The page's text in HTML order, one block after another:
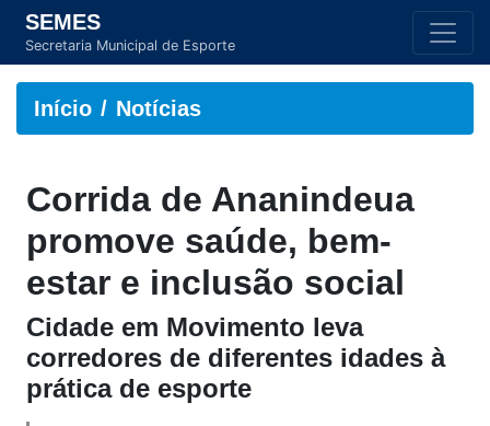
SEMES
Secretaria Municipal de Esporte
Início Notícias
Corrida de Ananindeua
promove saúde, bem-
estar e inclusão social
Cidade em Movimento leva
corredores de diferentes idades à
prática de esporte